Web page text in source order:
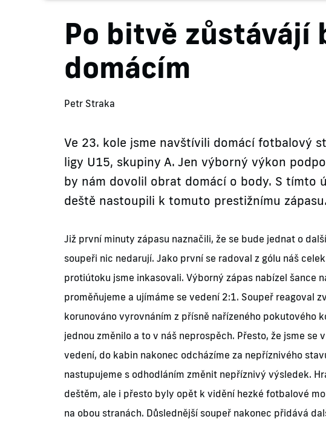
Po bitvě zůstávájí
domácím
Petr Straka
Ve 23. kole jsme navštívili domácí fotbalový
ligy U15, skupiny A. Jen výborný výkon
by nám dovolil obrat domácí o body. S tímto
deště nastoupili k tomuto prestižnímu zápasu.
Již první minuty zápasu naznačili, že se bude jednat o
soupeři nic nedarují. Jako první se radoval z gólu náš
protiútoku jsme inkasovali. Výborný zápas nabízel šance
proměňujeme a ujímáme se vedení 2:1. Soupeř reagoval
korunováno vyrovnáním z přísně nařízeného pokutového
jednou změnilo a to v náš neprospěch. Přesto, že jsme
vedení, do kabin nakonec odcházíme za nepříznivého
nastupujeme s odhodláním změnit nepříznivý výsledek.
deštěm, ale i přesto byly opět k vidění hezké fotbalové
na obou stranách. Důslednější soupeř nakonec přidává